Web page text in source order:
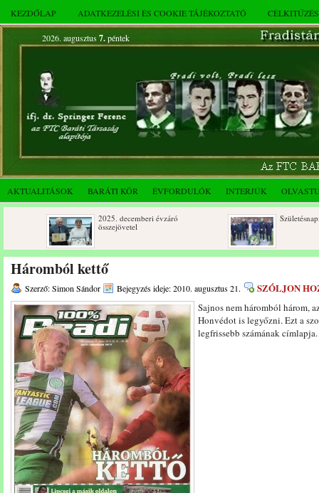
KEZDŐLAP ADATKEZELÉSI ÉS COOKIE TÁJÉKOZTATÓ
2026. augusztus 7.péntek
AKTUALITÁSOK BARÁTI KÖR ÉVFORDULÓK INTERJÚK
2025. decemberi évzáró
összejövetel
Születésnapi
Háromból kettő
Szerző: Simon Sándor Bejegyzés ideje: 2010. augusztus 21. SZÓLJON
Sajnos nem háromból három,
Honvédot is legyőzni. Ezt a
legfrissebb számának címlapja.